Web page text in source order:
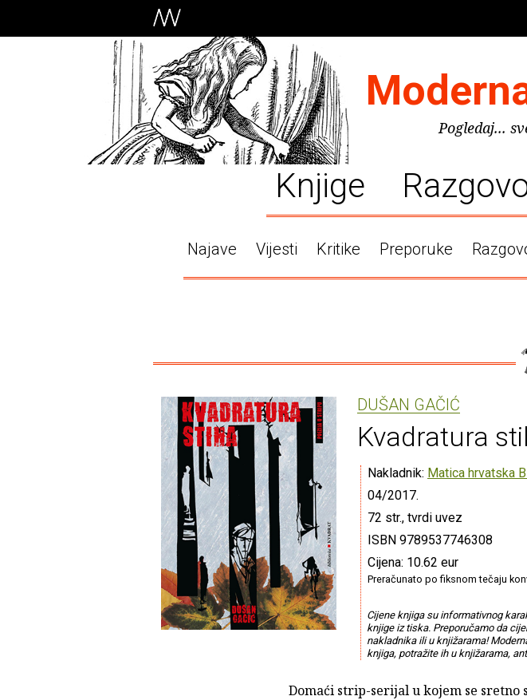
Pogledaj...
Knjige
Najave Vijesti Kritike Preporuke
DUŠAN GAČIĆ
Kvadratura
Nakladnik: Matica hrvatska
04/2017.
72 str., tvrdi uvez
ISBN 9789537746308
Cijena: 10.62 eur
Preračunato po fiksnom tečaju
Cijene knjiga su informativnog
knjige iz tiska. Preporučamo da
nakladnika ili u knjižarama!
knjiga, potražite ih u knjižarama,
Domaći strip-serijal u kojem se